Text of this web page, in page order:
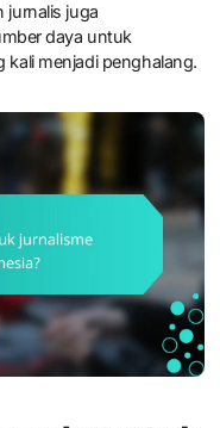
jurnalis juga
daya untuk
kali menjadi penghalang.